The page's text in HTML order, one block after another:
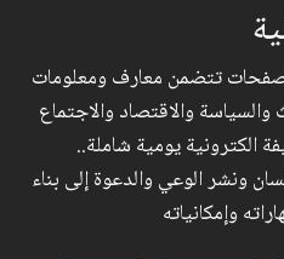
تتضمن معارف ومعلومات
والسياسة والاقتصاد والاجتماع
الكترونية يومية شاملة..
ونشر الوعي والدعوة إلى بناء
وإمكانياته